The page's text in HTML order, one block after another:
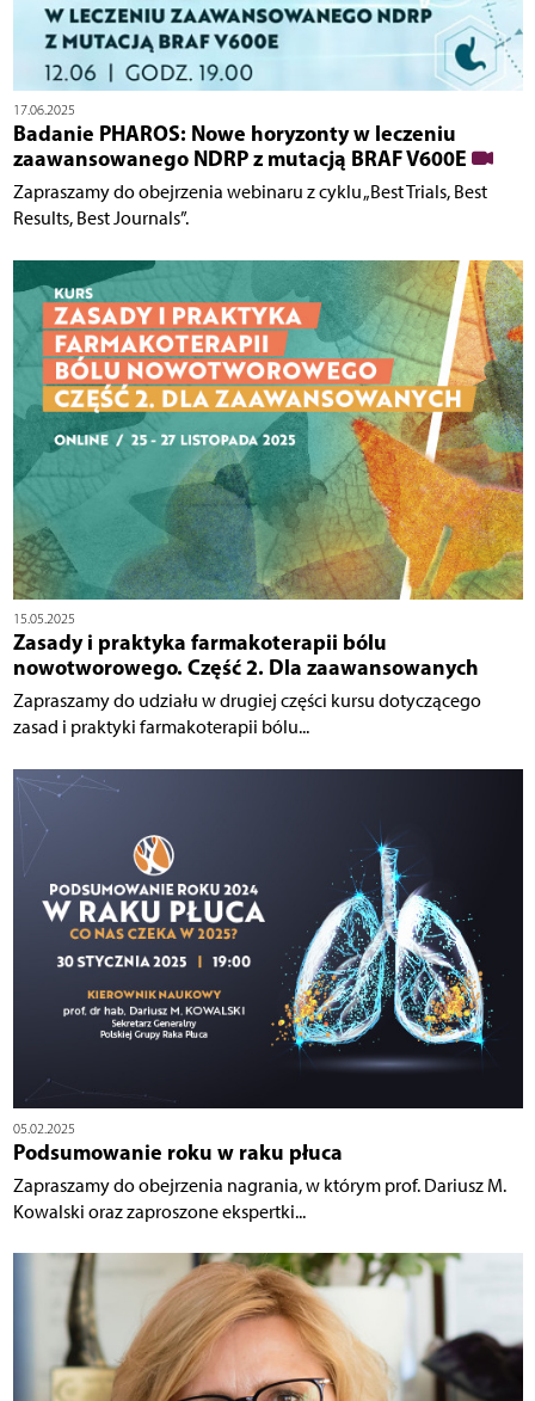
17.06.2025
Badanie PHAROS: Nowe horyzonty w leczeniu
zaawansowanego NDRP z mutacją BRAF V600E
Zapraszamy do obejrzenia webinaru z cyklu „Best Trials, Best
Results, Best Journals”.
15.05.2025
Zasady i praktyka farmakoterapii bólu
nowotworowego. Część 2. Dla zaawansowanych
Zapraszamy do udziału w drugiej części kursu dotyczącego
zasad i praktyki farmakoterapii bólu...
05.02.2025
Podsumowanie roku w raku płuca
Zapraszamy do obejrzenia nagrania, w którym prof. Dariusz M.
Kowalski oraz zaproszone ekspertki...